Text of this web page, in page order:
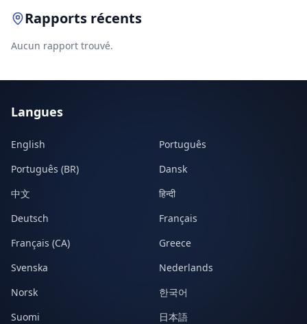
Rapports récents
Aucun rapport trouvé.
Langues
English
Português
Português (BR)
Dansk
中文
हिन्दी
Deutsch
Français
Français (CA)
Greece
Svenska
Nederlands
Norsk
한국어
Suomi
日本語